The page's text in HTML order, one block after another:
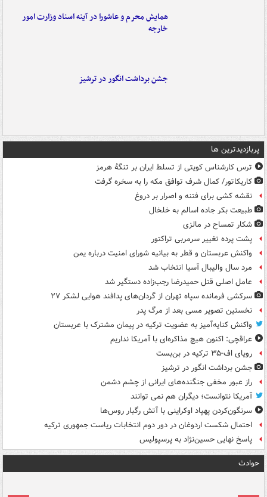
همایش محرم و عاشورا در آینه اسناد وزارت امور
خارجه
جشن برداشت انگور در ترشیز
پربازدیدترین ها
ترس کارشناس کویتی از تسلط ایران بر تنگۀ هرمز
کاریکاتور/ کمال شرف توافق مکه را به سخره گرفت
نقشه کشی برای فتنه و اصرار بر دروغ
طبیعت بکر جاده اسالم به خلخال
شکار تمساح در مالزی
پشت پرده تغییر سرمربی تراکتور
واکنش عربستان و قطر به بیانیه شورای امنیت درباره یمن
مرد سال والیبال آسیا انتخاب شد
عامل اصلی قتل حمیدرضا رجب‌زاده دستگیر شد
سرکشی فرمانده سپاه تهران از گردان‌های پدافند هوایی لشکر ۲۷
نخستین تصویر مسی بعد از مرگ پدر
واکنش کنایه‌آمیز به عضویت ترکیه در پیمان مشترک با عربستان
عراقچی: اکنون هیچ مذاکره‌ای با آمریکا نداریم
رویای اف-۳۵ ترکیه در بن‌بست
جشن برداشت انگور در ترشیز
راز عبور مخفی جنگنده‌های ایرانی از چشم دشمن
آمریکا نتوانست؛ دیگران هم نمی توانند
سرنگون‌کردن پهپاد اوکراینی با آتش رگبار روس‌ها
احتمال شکست اردوغان در دور دوم انتخابات ریاست جمهوری ترکیه
پاسخ نهایی حسین‌نژاد به پرسپولیس
حوادث